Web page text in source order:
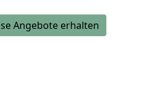
Angebote erhalten